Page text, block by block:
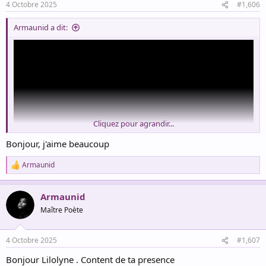
s
:
4 Octobre 2025 #1,606
Armaunid a dit:
Cliquez pour agrandir...
Bonjour, j'aime beaucoup
R
e
a
c
i
s
Armaunid
Armaunid
Maître Poète
4 Octobre 2025 #1,607
Bonjour Lilolyne . Content de ta presence